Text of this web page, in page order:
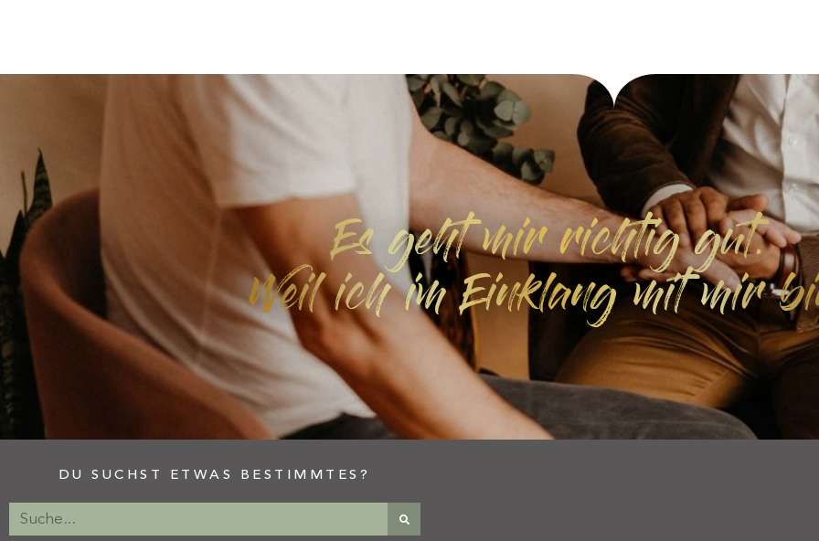
Es geht mir richtig gut.
Weil ich im Einklang mit mir
DU SUCHST ETWAS BESTIMMTES?